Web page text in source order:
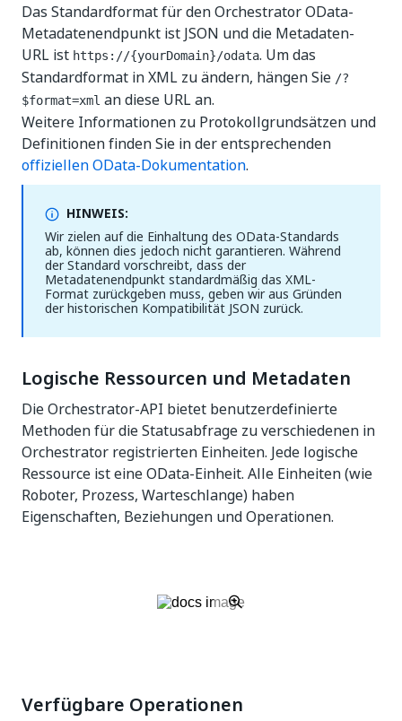
Das Standardformat für den Orchestrator OData-
Metadatenendpunkt ist JSON und die Metadaten-
URL ist https://{yourDomain}/odata. Um das
Standardformat in XML zu ändern, hängen Sie /?
$format=xml an diese URL an.
Weitere Informationen zu Protokollgrundsätzen und
Definitionen finden Sie in der entsprechenden
offiziellen OData-Dokumentation.
HINWEIS:
Wir zielen auf die Einhaltung des OData-Standards
ab, können dies jedoch nicht garantieren. Während
der Standard vorschreibt, dass der
Metadatenendpunkt standardmäßig das XML-
Format zurückgeben muss, geben wir aus Gründen
der historischen Kompatibilität JSON zurück.
Logische Ressourcen und Metadaten
Die Orchestrator-API bietet benutzerdefinierte
Methoden für die Statusabfrage zu verschiedenen in
Orchestrator registrierten Einheiten. Jede logische
Ressource ist eine OData-Einheit. Alle Einheiten (wie
Roboter, Prozess, Warteschlange) haben
Eigenschaften, Beziehungen und Operationen.
Verfügbare Operationen